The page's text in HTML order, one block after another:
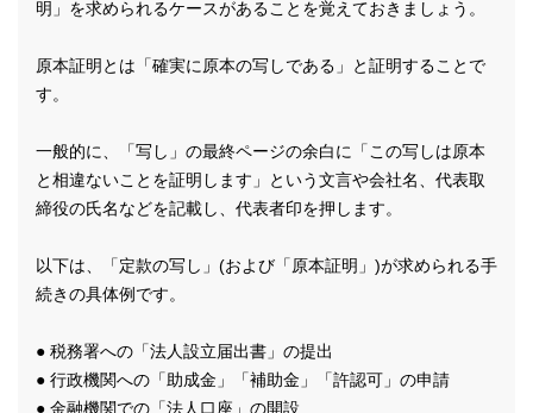
明」を求められるケースがあることを覚えておきましょう。
原本証明とは「確実に原本の写しである」と証明することで
す。
一般的に、「写し」の最終ページの余白に「この写しは原本
と相違ないことを証明します」という文言や会社名、代表取
締役の氏名などを記載し、代表者印を押します。
以下は、「定款の写し」(および「原本証明」)が求められる手
続きの具体例です。
● 税務署への「法人設立届出書」の提出
● 行政機関への「助成金」「補助金」「許認可」の申請
● 金融機関での「法人口座」の開設